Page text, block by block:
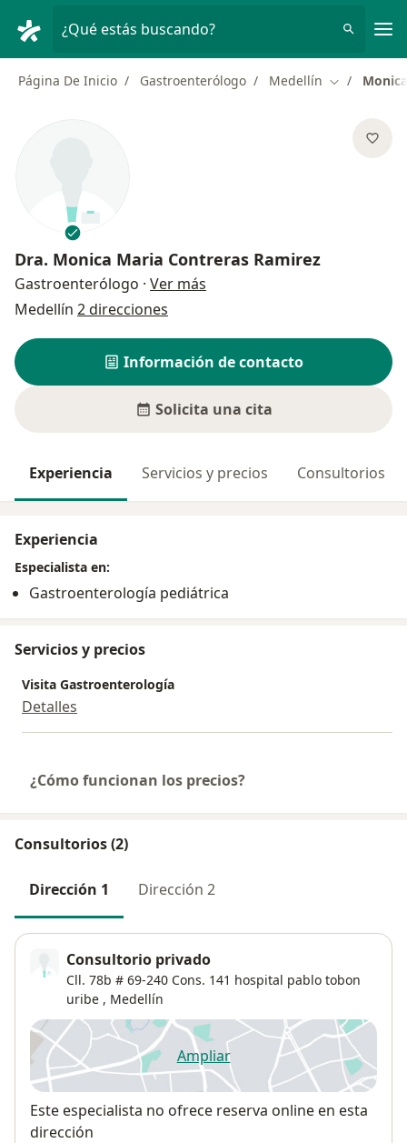
¿Qué estás buscando?
Página De Inicio Gastroenterólogo Medellín Cambiar de
Dra. Monica Maria Contreras Ramirez
Gastroenterólogo · Ver más
Medellín 2 direcciones
Información de contacto
Solicita una cita
Experiencia Servicios y precios Consultorios
Experiencia
Especialista en:
Gastroenterología pediátrica
Servicios y precios
Visita Gastroenterología
Detalles
¿Cómo funcionan los precios?
Consultorios (2)
Dirección 1 Dirección 2
Consultorio privado
Cll. 78b # 69-240 Cons. 141 hospital pablo tobon
uribe , Medellín
Ampliarse abre en una nueva
Disponibilidad
Este especialista no ofrece reserva online en esta
dirección